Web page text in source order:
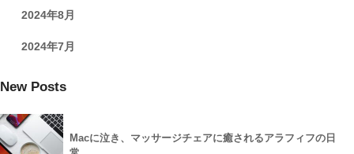
2024年8月
2024年7月
New Posts
Macに泣き、マッサージチェアに癒されるアラフィフの日